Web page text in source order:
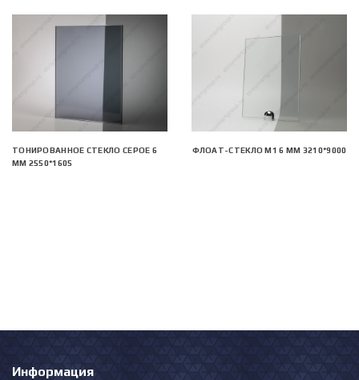
ТОНИРОВАННОЕ СТЕКЛО СЕРОЕ 6
ММ 2550*1605
ФЛОАТ-СТЕКЛО М1 6 ММ 3210*9000
Информация